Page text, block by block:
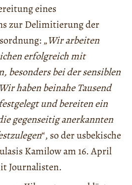
eines
zur Delimitierung der
„Wir arbeiten
erfolgreich mit
besonders bei der sensiblen
haben beinahe Tausend
und bereiten ein
gegenseitig anerkannten
“, so der usbekische
Kamilow am 16. April
Journalisten.